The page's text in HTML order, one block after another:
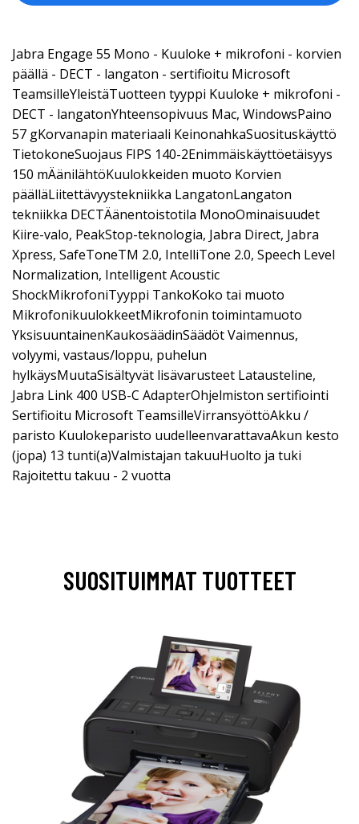
Jabra Engage 55 Mono - Kuuloke + mikrofoni - korvien
päällä - DECT - langaton - sertifioitu Microsoft
TeamsilleYleistäTuotteen tyyppi Kuuloke + mikrofoni -
DECT - langatonYhteensopivuus Mac, WindowsPaino
57 gKorvanapin materiaali KeinonahkaSuosituskäyttö
TietokoneSuojaus FIPS 140-2Enimmäiskäyttöetäisyys
150 mÄänilähtöKuulokkeiden muoto Korvien
päälläLiitettävyystekniikka LangatonLangaton
tekniikka DECTÄänentoistotila MonoOminaisuudet
Kiire-valo, PeakStop-teknologia, Jabra Direct, Jabra
Xpress, SafeToneTM 2.0, IntelliTone 2.0, Speech Level
Normalization, Intelligent Acoustic
ShockMikrofoniTyyppi TankoKoko tai muoto
MikrofonikuulokkeetMikrofonin toimintamuoto
YksisuuntainenKaukosäädinSäädöt Vaimennus,
volyymi, vastaus/loppu, puhelun
hylkäysMuutaSisältyvät lisävarusteet Latausteline,
Jabra Link 400 USB-C AdapterOhjelmiston sertifiointi
Sertifioitu Microsoft TeamsilleVirransyöttöAkku /
paristo Kuulokeparisto uudelleenvarattavaAkun kesto
(jopa) 13 tunti(a)Valmistajan takuuHuolto ja tuki
Rajoitettu takuu - 2 vuotta
SUOSITUIMMAT TUOTTEET